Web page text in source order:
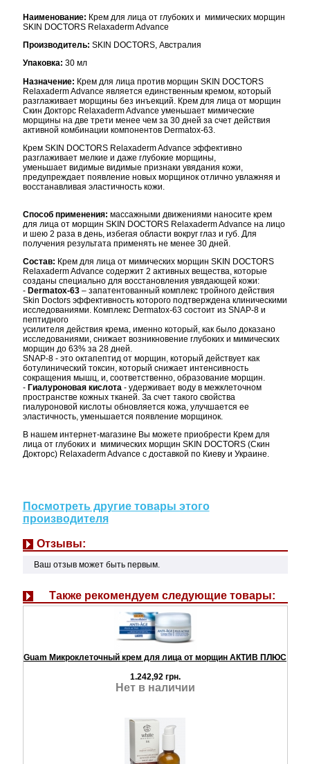
Наименование: Крем для лица от глубоких и мимических морщин
SKIN DOCTORS Relaxaderm Advance
Производитель: SKIN DOCTORS, Австралия
Упаковка: 30 мл
Назначение: Крем для лица против морщин SKIN DOCTORS
Relaxaderm Advance является единственным кремом, который
разглаживает морщины без инъекций. Крем для лица от морщин
Скин Докторс Relaxaderm Advance уменьшает мимические
морщины на две трети менее чем за 30 дней за счет действия
активной комбинации компонентов Dermatox-63.
Крем SKIN DOCTORS Relaxaderm Advance эффективно
разглаживает мелкие и даже глубокие морщины,
уменьшает видимые видимые признаки увядания кожи,
предупреждает появление новых морщинок отлично увлажняя и
восстанавливая эластичность кожи.
Способ применения: массажными движениями наносите крем
для лица от морщин SKIN DOCTORS Relaxaderm Advance на лицо
и шею 2 раза в день, избегая области вокруг глаз и губ. Для
получения результата применять не менее 30 дней.
Состав: Крем для лица от мимических морщин SKIN DOCTORS
Relaxaderm Advance содержит 2 активных вещества, которые
созданы специально для восстановления увядающей кожи:
- Dermatox-63– запатентованный комплекс тройного действия
Skin Doctors эффективность которого подтверждена клиническими
исследованиями. Комплекс Dermatox-63 состоит из SNAP-8 и
пептидного
усилителя действия крема, именно который, как было доказано
исследованиями, снижает возникновение глубоких и мимических
морщин до 63% за 28 дней.
SNAP-8 - это октапептид от морщин, который действует как
ботулинический токсин, который снижает интенсивность
сокращения мышц, и, соответственно, образование морщин.
- Гиалуроновая кислота- удерживает воду в межклеточном
пространстве кожных тканей. За счет такого свойства
гиалуроновой кислоты обновляется кожа, улучшается ее
эластичность, уменьшается появление морщинок.
В нашем интернет-магазине Вы можете приобрести Крем для
лица от глубоких и мимических морщин SKIN DOCTORS (Скин
Докторс) Relaxaderm Advance с доставкой по Киеву и Украине.
Посмотреть другие товары этого
производителя
Отзывы:
Ваш отзыв может быть первым.
Также рекомендуем следующие товары:
Guam Микроклеточный крем для лица от морщин АКТИВ ПЛЮС
1.242,92 грн.
Нет в наличии